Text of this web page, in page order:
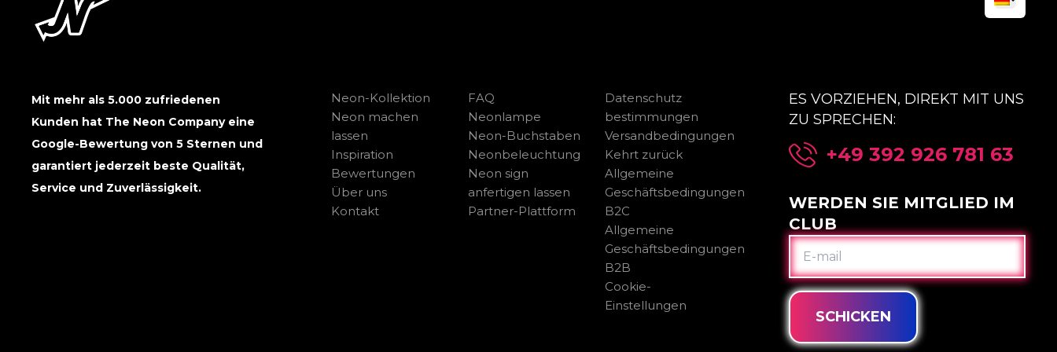
Mit mehr als 5.000 zufriedenen
Kunden hat The Neon Company eine
Google-Bewertung von 5 Sternen und
garantiert jederzeit beste Qualität,
Service und Zuverlässigkeit.
Neon-Kollektion
Neon machen
lassen
Inspiration
Bewertungen
Über uns
Kontakt
FAQ
Neonlampe
Neon-Buchstaben
Neonbeleuchtung
Neon sign
anfertigen lassen
Partner-Plattform
Datenschutz
bestimmungen
Versandbedingungen
Kehrt zurück
Allgemeine
Geschäftsbedingungen
B2C
Allgemeine
Geschäftsbedingungen
B2B
Cookie-
Einstellungen
ES VORZIEHEN, DIREKT MIT UNS
ZU SPRECHEN:
+49 392 926 781 63
WERDEN SIE MITGLIED IM
CLUB
E-
MAIL
SCHICKEN